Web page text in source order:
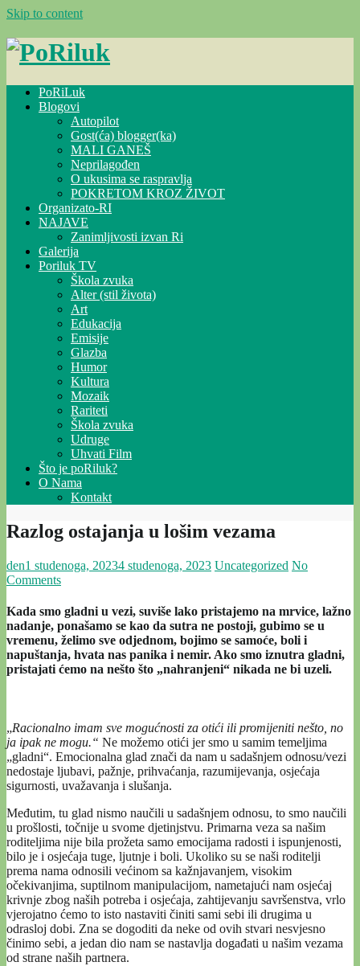
Skip to content
PoRiLuk
Blogovi
Autopilot
Gost(ća) blogger(ka)
MALI GANEŠ
Neprilagođen
O ukusima se raspravlja
POKRETOM KROZ ŽIVOT
Organizato-RI
NAJAVE
Zanimljivosti izvan Ri
Galerija
Poriluk TV
Škola zvuka
Alter (stil života)
Art
Edukacija
Emisije
Glazba
Humor
Kultura
Mozaik
Rariteti
Škola zvuka
Udruge
Uhvati Film
Što je poRiluk?
O Nama
Kontakt
Razlog ostajanja u lošim vezama
den1 studenoga, 20234 studenoga, 2023 Uncategorized No
Comments
Kada smo gladni u vezi, suviše lako pristajemo na mrvice, lažno
nadanje, ponašamo se kao da sutra ne postoji, gubimo se u
vremenu, želimo sve odjednom, bojimo se samoće, boli i
napuštanja, hvata nas panika i nemir. Ako smo iznutra gladni,
pristajati ćemo na nešto što „nahranjeni“ nikada ne bi uzeli.
„Racionalno imam sve mogućnosti za otići ili promijeniti nešto, no
ja ipak ne mogu.“ Ne možemo otići jer smo u samim temeljima
„gladni“. Emocionalna glad znači da nam u sadašnjem odnosu/vezi
nedostaje ljubavi, pažnje, prihvaćanja, razumijevanja, osjećaja
sigurnosti, uvažavanja i slušanja.
Međutim, tu glad nismo naučili u sadašnjem odnosu, to smo naučili
u prošlosti, točnije u svome djetinjstvu. Primarna veza sa našim
roditeljima nije bila prožeta samo emocijama radosti i ispunjenosti,
bilo je i osjećaja tuge, ljutnje i boli. Ukoliko su se naši roditelji
prema nama odnosili većinom sa kažnjavanjem, visokim
očekivanjima, suptilnom manipulacijom, nametajući nam osjećaj
krivnje zbog naših potreba i osjećaja, zahtijevanju savršenstva, vrlo
vjerojatno ćemo to isto nastaviti činiti sami sebi ili drugima u
odrasloj dobi. Zna se dogoditi da neke od ovih stvari nesvjesno
činimo sebi, a jedan dio nam se nastavlja događati u našim vezama
od strane naših partnera.